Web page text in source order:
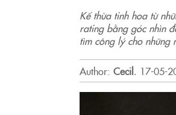
Kế thừa tinh hoa từ
rating bằng góc nhìn
tìm công lý cho những
Author: Cecil. 17-05-